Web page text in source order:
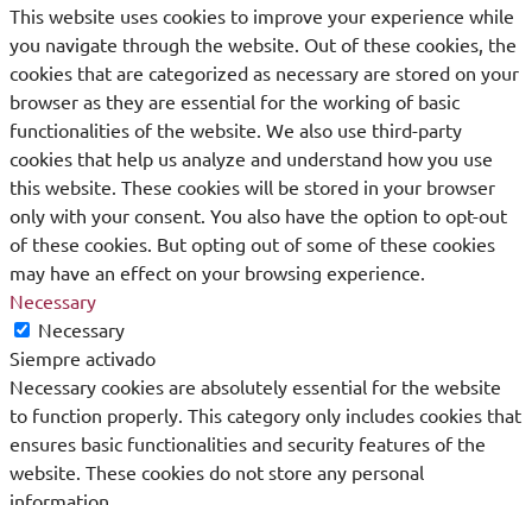
This website uses cookies to improve your experience while
you navigate through the website. Out of these cookies, the
cookies that are categorized as necessary are stored on your
browser as they are essential for the working of basic
functionalities of the website. We also use third-party
cookies that help us analyze and understand how you use
this website. These cookies will be stored in your browser
only with your consent. You also have the option to opt-out
of these cookies. But opting out of some of these cookies
may have an effect on your browsing experience.
Necessary
Necessary
Siempre activado
Necessary cookies are absolutely essential for the website
to function properly. This category only includes cookies that
ensures basic functionalities and security features of the
website. These cookies do not store any personal
information.